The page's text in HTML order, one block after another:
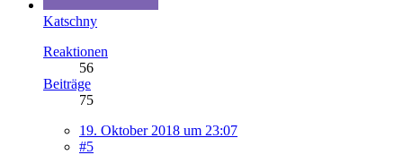
Katschny
Reaktionen
56
Beiträge
75
19. Oktober 2018 um 23:07
#5